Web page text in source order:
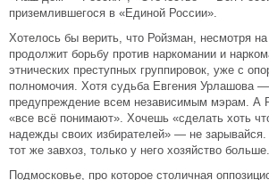
приземлившегося в «Единой России».
Хотелось бы верить, что Ройзман, несмотря на
продолжит борьбу против наркомании и
этнических преступных группировок, уже с
полномочия. Хотя судьба Евгения Урлашова
предупреждение всем независимым мэрам. А
«все всё понимают». Хочешь «сделать хоть
надежды своих избирателей» — не
тот же завхоз, только у него хозяйство больше.
Подмосковье, про которое столичная